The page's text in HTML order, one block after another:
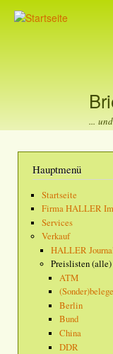
...
Hauptmenü
Startseite
Firma HALLER
Services
Verkauf
HALLER
Preislisten (alle)
ATM
(Sonder)belege
Berlin
Bund
China
DDR